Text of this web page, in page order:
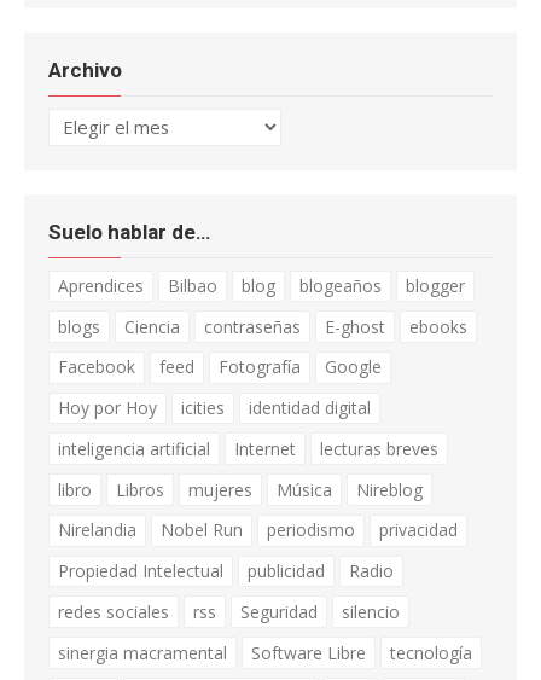
Archivo
Archivo
Suelo hablar de…
Aprendices Bilbao blog blogeaños
blogger
blogs
Ciencia contraseñas E-ghost
ebooks
Facebook
feed Fotografía
Google
Hoy por Hoy
icities
identidad digital
inteligencia artificial
Internet
lecturas breves
libro
Libros mujeres Música
Nireblog
Nirelandia
Nobel Run periodismo
privacidad
Propiedad Intelectual
publicidad
Radio
redes sociales
rss Seguridad
silencio
sinergia macramental
Software Libre
tecnología